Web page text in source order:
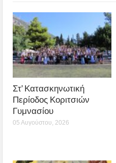
Στ’ Κατασκηνωτική
Περίοδος Κοριτσιών
Γυμνασίου
05 Αυγούστου, 2026